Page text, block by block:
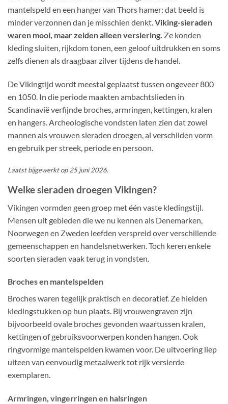
mantelspeld en een hanger van Thors hamer: dat beeld is
minder verzonnen dan je misschien denkt.Viking-sieraden
waren mooi, maar zelden alleen versiering. Ze konden
kleding sluiten, rijkdom tonen, een geloof uitdrukken en soms
zelfs dienen als draagbaar zilver tijdens de handel.
De Vikingtijd wordt meestal geplaatst tussen ongeveer 800
en 1050. In die periode maakten ambachtslieden in
Scandinavië verfijnde broches, armringen, kettingen, kralen
en hangers. Archeologische vondsten laten zien dat zowel
mannen als vrouwen sieraden droegen, al verschilden vorm
en gebruik per streek, periode en persoon.
Laatst bijgewerkt op 25 juni 2026.
Welke sieraden droegen Vikingen?
Vikingen vormden geen groep met één vaste kledingstijl.
Mensen uit gebieden die we nu kennen als Denemarken,
Noorwegen en Zweden leefden verspreid over verschillende
gemeenschappen en handelsnetwerken. Toch keren enkele
soorten sieraden vaak terug in vondsten.
Broches en mantelspelden
Broches waren tegelijk praktisch en decoratief. Ze hielden
kledingstukken op hun plaats. Bij vrouwengraven zijn
bijvoorbeeld ovale broches gevonden waartussen kralen,
kettingen of gebruiksvoorwerpen konden hangen. Ook
ringvormige mantelspelden kwamen voor. De uitvoering liep
uiteen van eenvoudig metaalwerk tot rijk versierde
exemplaren.
Armringen, vingerringen en halsringen